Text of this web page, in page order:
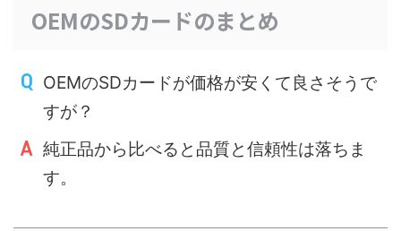
OEMのSDカードのまとめ
OEMのSDカードが価格が安くて良さそうで
すが？
純正品から比べると品質と信頼性は落ちま
す。